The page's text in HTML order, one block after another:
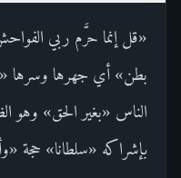
«قل إنما حرَّم ربي
بطن» أي جهرها وسرها
الناس «بغير الحق» وهو
بإشراكه «سلطانا» حجة